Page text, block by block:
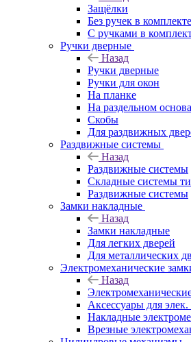
Защёлки
Без ручек в комплекте
С ручками в
Ручки дверные
Назад
Ручки дверные
Ручки для окон
На планке
На раздельном
Скобы
Для раздвижных
Раздвижные системы
Назад
Раздвижные системы
Складные системы
Раздвижные системы
Замки накладные
Назад
Замки накладные
Для легких дверей
Для металлических
Электромеханические
Назад
Аксессуары для элек.
Накладные
Врезные